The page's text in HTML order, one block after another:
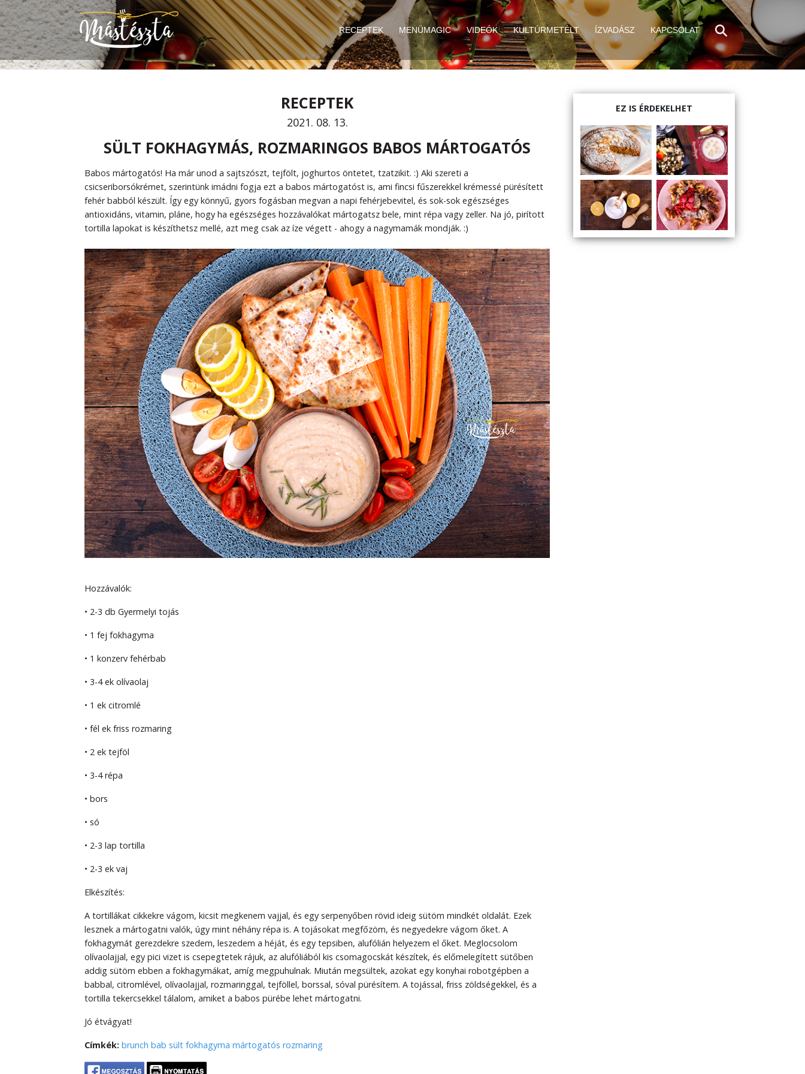
RECEPTEK MENÜMAGIC VIDEÓK KULTÚRMETÉLT ÍZVADÁSZ KAPCSOLAT
RECEPTEK
2021. 08. 13.
SÜLT FOKHAGYMÁS, ROZMARINGOS BABOS MÁRTOGATÓS
Babos mártogatós! Ha már unod a sajtszószt, tejfölt, joghurtos öntetet, tzatzikit. :) Aki szereti a
csicseriborsókrémet, szerintünk imádni fogja ezt a babos mártogatóst is, ami fincsi fűszerekkel krémessé pürésített
fehér babból készült. Így egy könnyű, gyors fogásban megvan a napi fehérjebevitel, és sok-sok egészséges
antioxidáns, vitamin, pláne, hogy ha egészséges hozzávalókat mártogatsz bele, mint répa vagy zeller. Na jó, pirított
tortilla lapokat is készíthetsz mellé, azt meg csak az íze végett - ahogy a nagymamák mondják. :)
Hozzávalók:
• 2-3 db Gyermelyi tojás
• 1 fej fokhagyma
• 1 konzerv fehérbab
• 3-4 ek olívaolaj
• 1 ek citromlé
• fél ek friss rozmaring
• 2 ek tejföl
• 3-4 répa
• bors
• só
• 2-3 lap tortilla
• 2-3 ek vaj
Elkészítés:
A tortillákat cikkekre vágom, kicsit megkenem vajjal, és egy serpenyőben rövid ideig sütöm mindkét oldalát. Ezek
lesznek a mártogatni valók, úgy mint néhány répa is. A tojásokat megfőzöm, és negyedekre vágom őket. A
fokhagymát gerezdekre szedem, leszedem a héját, és egy tepsiben, alufólián helyezem el őket. Meglocsolom
olívaolajjal, egy pici vizet is csepegtetek rájuk, az alufóliából kis csomagocskát készítek, és előmelegített sütőben
addig sütöm ebben a fokhagymákat, amíg megpuhulnak. Miután megsültek, azokat egy konyhai robotgépben a
babbal, citromlével, olívaolajjal, rozmaringgal, tejföllel, borssal, sóval pürésítem. A tojással, friss zöldségekkel, és a
tortilla tekercsekkel tálalom, amiket a babos pürébe lehet mártogatni.
Jó étvágyat!
Címkék: brunch bab sült fokhagyma mártogatós rozmaring
EZ IS ÉRDEKELHET